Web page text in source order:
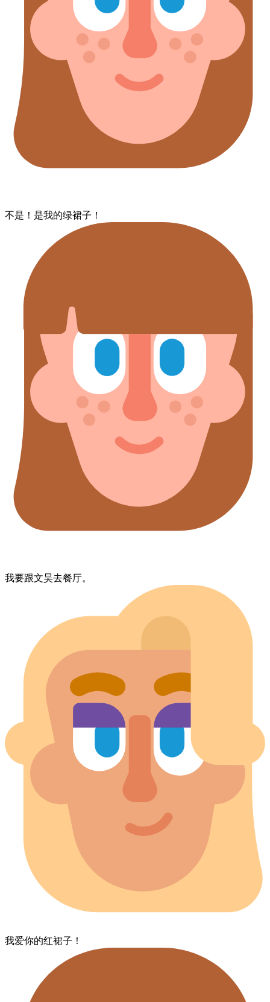
不是！​是我的​绿​裙子！
我要​跟​文昊​去​餐厅。
我​爱​你的​红​裙子！